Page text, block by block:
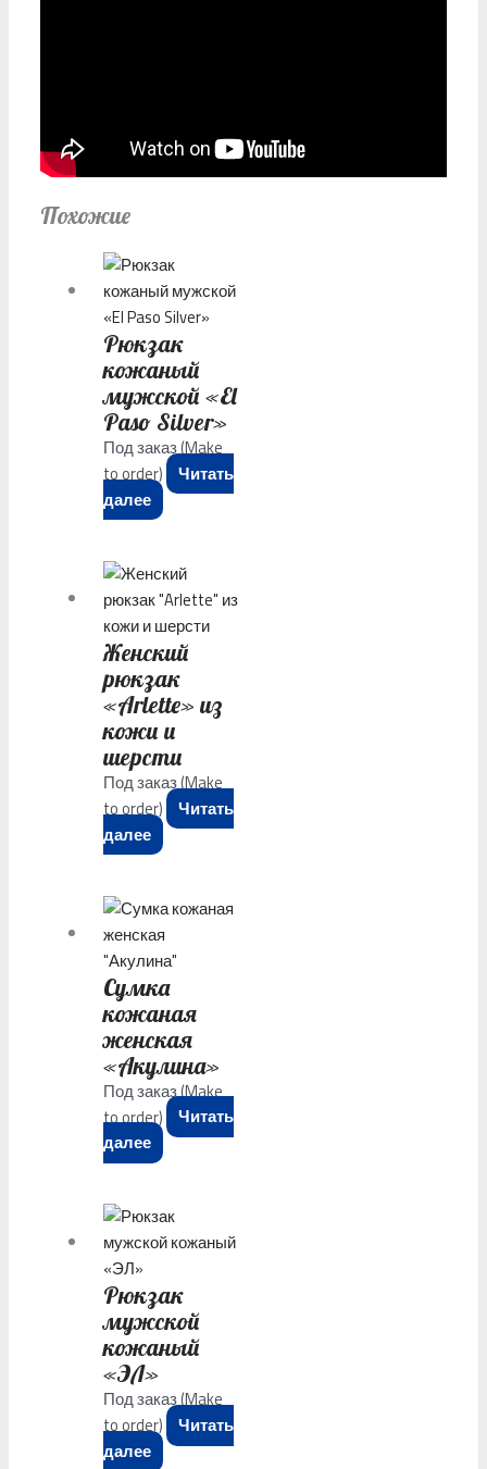
Похожие
Рюкзак
кожаный
мужской «El
Paso Silver»
Под заказ (Make
to order)
Читать
далее
Женский
рюкзак
«Arlette» из
кожи и
шерсти
Под заказ (Make
to order)
Читать
далее
Сумка
кожаная
женская
«Акулина»
Под заказ (Make
to order)
Читать
далее
Рюкзак
мужской
кожаный
«ЭЛ»
Под заказ (Make
to order)
Читать
далее